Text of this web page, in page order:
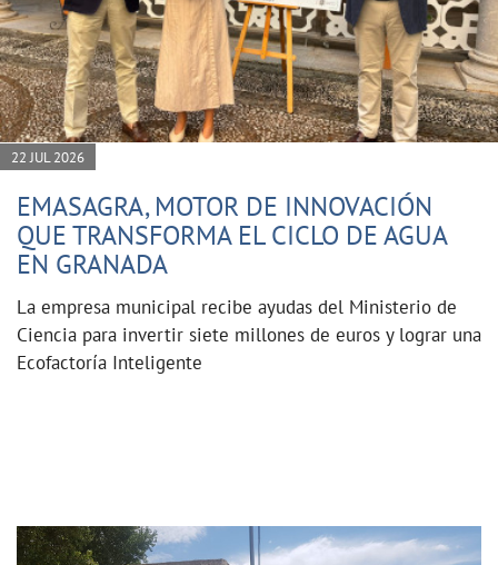
22 JUL 2026
EMASAGRA, MOTOR DE INNOVACIÓN
QUE TRANSFORMA EL CICLO DE AGUA
EN GRANADA
La empresa municipal recibe ayudas del Ministerio de
Ciencia para invertir siete millones de euros y lograr una
Ecofactoría Inteligente